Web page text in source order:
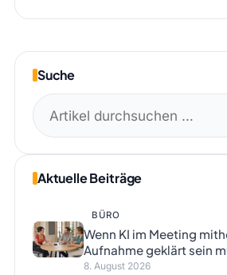
Suche
Suchen
nach:
Aktuelle Beiträge
BÜRO
Wenn KI im Meeting
Aufnahme geklärt sein
8. August 2026